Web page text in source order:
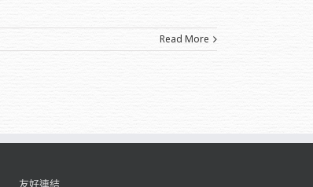
Read More
友好連結